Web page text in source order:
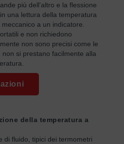
più dell'altro e la flessione
una lettura della temperatura
a un indicatore.
e non richiedono
non sono precisi come le
si prestano facilmente alla
della temperatura a
di fluido, tipici dei termometri